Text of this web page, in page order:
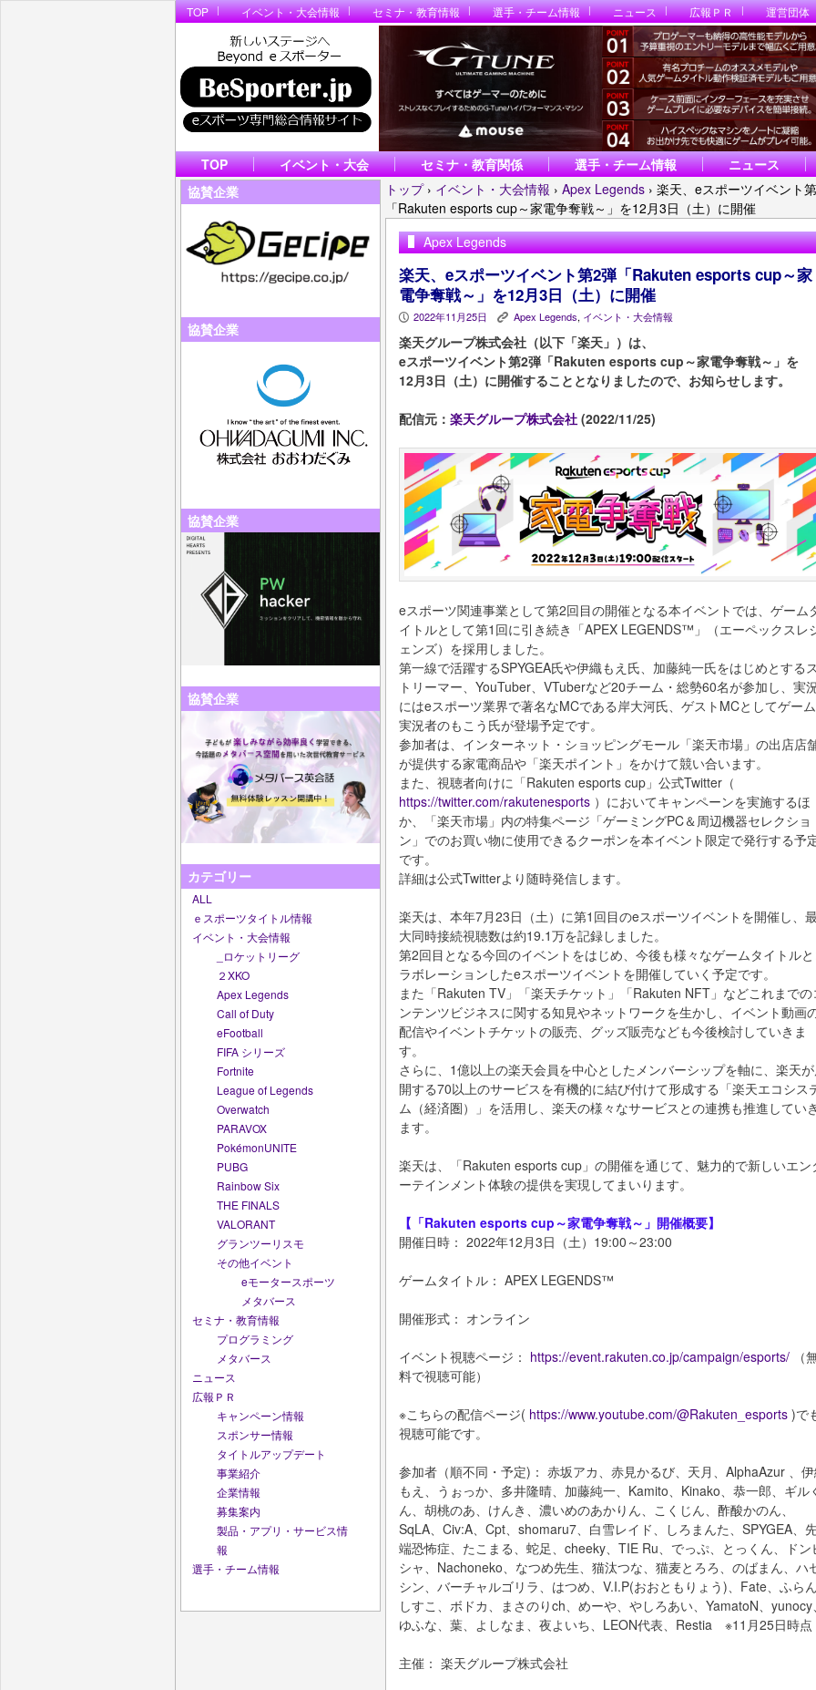
TOP イベント・大会情報 セミナ・教育情報 選手・チーム情報 ニュース 広報ＰＲ 運営団体
TOP イベント・大会 セミナ・教育関係 選手・チーム情報 ニュース
協賛企業
協賛企業
協賛企業
協賛企業
カテゴリー
ALL
ｅスポーツタイトル情報
イベント・大会情報
_ロケットリーグ
２XKO
Apex Legends
Call of Duty
eFootball
FIFA シリーズ
Fortnite
League of Legends
Overwatch
PARAVOX
PokémonUNITE
PUBG
Rainbow Six
THE FINALS
VALORANT
グランツーリスモ
その他イベント
eモータースポーツ
メタバース
セミナ・教育情報
プログラミング
メタバース
ニュース
広報ＰＲ
キャンペーン情報
スポンサー情報
タイトルアップデート
事業紹介
企業情報
募集案内
製品・アプリ・サービス情
報
選手・チーム情報
トップ › イベント・大会情報 › Apex Legends › 楽天、eスポーツイベント
「Rakuten esports cup～家電争奪戦～」を12月3日（土）に開催
Apex Legends
楽天、eスポーツイベント第2弾「Rakuten esports cup～家
電争奪戦～」を12月3日（土）に開催
P 2022年11月25日 K Apex Legends, イベント・大会情報
楽天グループ株式会社（以下「楽天」）は、
eスポーツイベント第2弾「Rakuten esports cup～家電争奪戦～」を
12月3日（土）に開催することとなりましたので、お知らせします。
配信元： 楽天グループ株式会社 (2022/11/25)
eスポーツ関連事業として第2回目の開催となる本イベントでは、ゲーム
イトルとして第1回に引き続き「APEX LEGENDS™」（エーペックスレ
ェンズ）を採用しました。
第一線で活躍するSPYGEA氏や伊織もえ氏、加藤純一氏をはじめとするス
トリーマー、YouTuber、VTuberなど20チーム・総勢60名が参加し、実況
にはeスポーツ業界で著名なMCである岸大河氏、ゲストMCとしてゲーム
実況者のもこう氏が登場予定です。
参加者は、インターネット・ショッピングモール「楽天市場」の出店店
が提供する家電商品や「楽天ポイント」をかけて競い合います。
また、視聴者向けに「Rakuten esports cup」公式Twitter（
https://twitter.com/rakutenesports ）においてキャンペーンを実施するほ
か、「楽天市場」内の特集ページ「ゲーミングPC＆周辺機器セレクショ
ン」でのお買い物に使用できるクーポンを本イベント限定で発行する予
です。
詳細は公式Twitterより随時発信します。
楽天は、本年7月23日（土）に第1回目のeスポーツイベントを開催し、
大同時接続視聴数は約19.1万を記録しました。
第2回目となる今回のイベントをはじめ、今後も様々なゲームタイトルと
ラボレーションしたeスポーツイベントを開催していく予定です。
また「Rakuten TV」「楽天チケット」「Rakuten NFT」などこれまでの
ンテンツビジネスに関する知見やネットワークを生かし、イベント動画
配信やイベントチケットの販売、グッズ販売なども今後検討していきま
す。
さらに、1億以上の楽天会員を中心としたメンバーシップを軸に、楽天
開する70以上のサービスを有機的に結び付けて形成する「楽天エコシス
ム（経済圏）」を活用し、楽天の様々なサービスとの連携も推進していき
ます。
楽天は、「Rakuten esports cup」の開催を通じて、魅力的で新しいエン
ーテインメント体験の提供を実現してまいります。
【「Rakuten esports cup～家電争奪戦～」開催概要】
開催日時： 2022年12月3日（土）19:00～23:00
ゲームタイトル： APEX LEGENDS™
開催形式： オンライン
イベント視聴ページ： https://event.rakuten.co.jp/campaign/esports/ （
料で視聴可能）
※こちらの配信ページ( https://www.youtube.com/@Rakuten_esports )で
視聴可能です。
参加者（順不同・予定)： 赤坂アカ、赤見かるび、天月、AlphaAzur 、
もえ、うぉっか、多井隆晴、加藤純一、Kamito、Kinako、恭一郎、ギル
ん、胡桃のあ、けんき、濃いめのあかりん、こくじん、酢酸かのん、
SqLA、Civ:A、Cpt、shomaru7、白雪レイド、しろまんた、SPYGEA、
端恐怖症、たこまる、蛇足、cheeky、TIE Ru、でっぷ、とっくん、ドン
シャ、Nachoneko、なつめ先生、猫汰つな、猫麦とろろ、のばまん、ハ
シン、バーチャルゴリラ、はつめ、V.I.P(おおともりょう)、Fate、ふらん
しすこ、ボドカ、まさのりch、めーや、やしろあい、YamatoN、yunocy、
ゆふな、葉、よしなま、夜よいち、LEON代表、Restia ※11月25日時点
主催： 楽天グループ株式会社